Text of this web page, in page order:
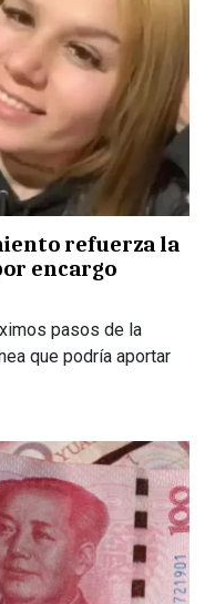
refuerza la
encargo
pasos de la
que podría aportar